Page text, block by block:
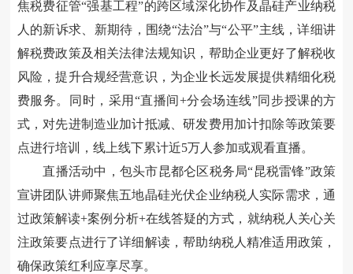
焦税费征管“强基工程”的跨区域深化协作及晶硅产业纳税
人的新诉求、新期待，围绕“法治”与“公平”主线，详细讲
解税费政策及相关法律法规知识，帮助企业更好了解税收
风险，提升合规经营意识，为企业长远发展提供精细化税
费服务。同时，采用“直播间+分会场连线”同步授课的方
式，对先进制造业加计抵减、研发费用加计扣除等政策要
点进行培训，线上线下累计近5万人参加或观看直播。
直播活动中，包头市昆都仑区税务局“昆税雷锋”政策
宣讲团队讲师聚焦五地晶硅光伏企业纳税人实际需求，通
过政策解读+案例分析+在线答疑的方式，就纳税人关心关
注政策要点进行了详细解读，帮助纳税人精准适用政策，
确保政策红利应享尽享。